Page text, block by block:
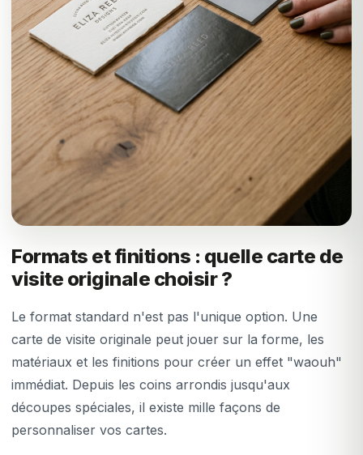
Formats et finitions : quelle carte de
visite originale choisir ?
Le format standard n'est pas l'unique option. Une
carte de visite originale peut jouer sur la forme, les
matériaux et les finitions pour créer un effet "waouh"
immédiat. Depuis les coins arrondis jusqu'aux
découpes spéciales, il existe mille façons de
personnaliser vos cartes.